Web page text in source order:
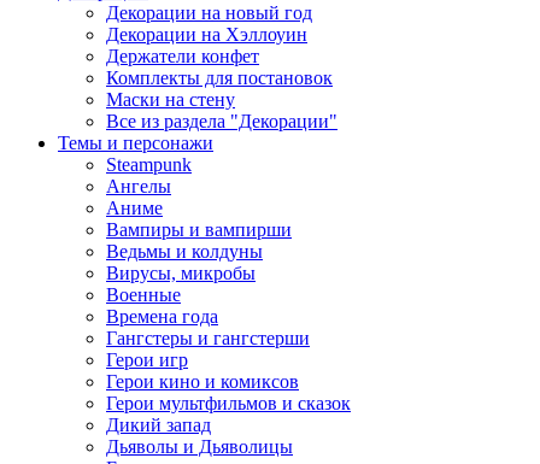
Декорации на новый год
Декорации на Хэллоуин
Держатели конфет
Комплекты для постановок
Маски на стену
Все из раздела "Декорации"
Темы и персонажи
Steampunk
Ангелы
Аниме
Вампиры и вампирши
Ведьмы и колдуны
Вирусы, микробы
Военные
Времена года
Гангстеры и гангстерши
Герои игр
Герои кино и комиксов
Герои мультфильмов и сказок
Дикий запад
Дьяволы и Дьяволицы